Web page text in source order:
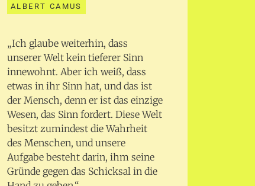
ALBERT CAMUS
„Ich glaube weiterhin, dass
unserer Welt kein tieferer Sinn
innewohnt. Aber ich weiß, dass
etwas in ihr Sinn hat, und das ist
der Mensch, denn er ist das einzige
Wesen, das Sinn fordert. Diese Welt
besitzt zumindest die Wahrheit
des Menschen, und unsere
Aufgabe besteht darin, ihm seine
Gründe gegen das Schicksal in die